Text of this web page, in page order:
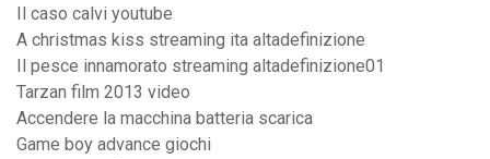
Il caso calvi youtube
A christmas kiss streaming ita altadefinizione
Il pesce innamorato streaming altadefinizione01
Tarzan film 2013 video
Accendere la macchina batteria scarica
Game boy advance giochi